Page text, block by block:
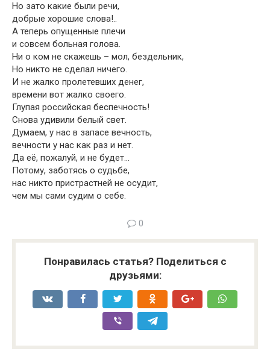
Но зато какие были речи,
добрые хорошие слова!..
А теперь опущенные плечи
и совсем больная голова.
Ни о ком не скажешь – мол, бездельник,
Но никто не сделал ничего.
И не жалко пролетевших денег,
времени вот жалко своего.
Глупая российская беспечность!
Снова удивили белый свет.
Думаем, у нас в запасе вечность,
вечности у нас как раз и нет.
Да её, пожалуй, и не будет…
Потому, заботясь о судьбе,
нас никто пристрастней не осудит,
чем мы сами судим о себе.
0
Понравилась статья? Поделиться с
друзьями: